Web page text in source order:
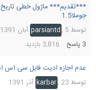
***تقدیم*** ماژول خطی
جوملا1.5
توسط parsiantd , 5 آبان 1391
پاسخ 3,816 بازدید
عدم اجازه ادیت فایل سی اس
توسط karbar ,23 آذر 1391